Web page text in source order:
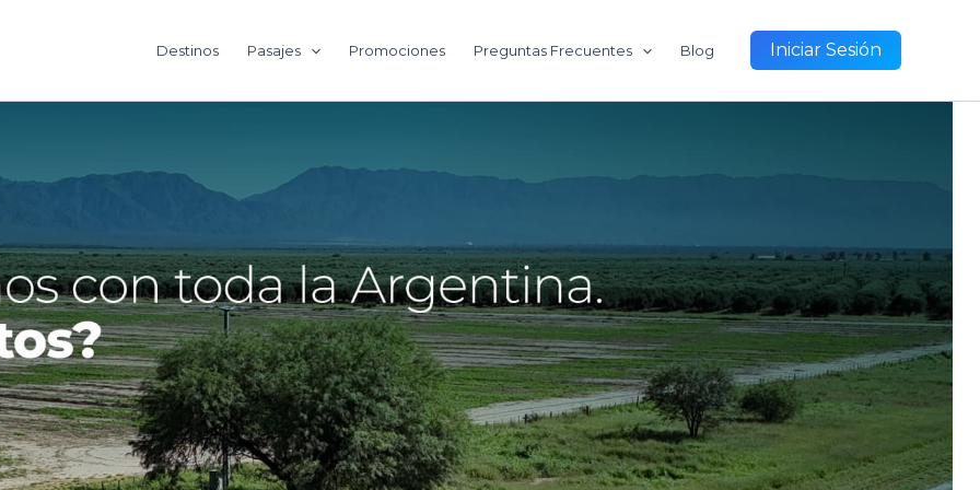
Destinos Pasajes Promociones Preguntas Frecuentes Blog Iniciar Sesión